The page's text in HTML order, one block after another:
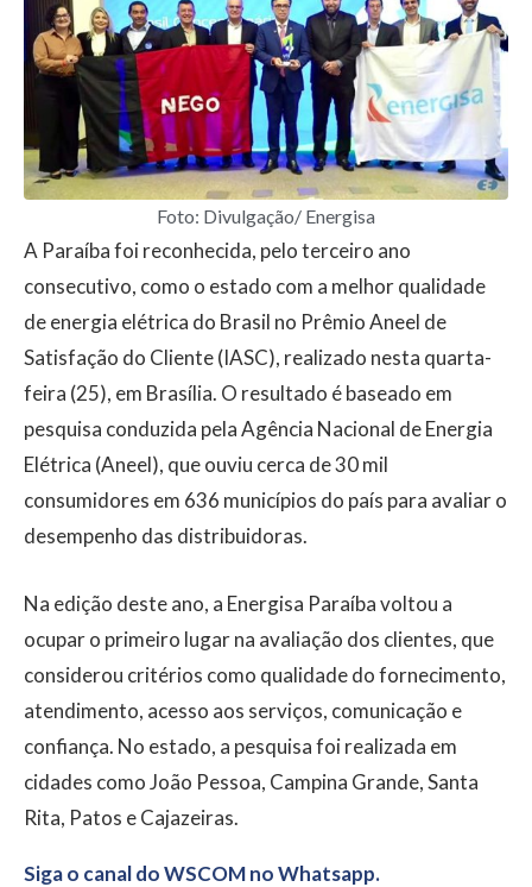
Foto: Divulgação/ Energisa
A Paraíba foi reconhecida, pelo terceiro ano
consecutivo, como o estado com a melhor qualidade
de energia elétrica do Brasil no Prêmio Aneel de
Satisfação do Cliente (IASC), realizado nesta quarta-
feira (25), em Brasília. O resultado é baseado em
pesquisa conduzida pela Agência Nacional de Energia
Elétrica (Aneel), que ouviu cerca de 30 mil
consumidores em 636 municípios do país para avaliar o
desempenho das distribuidoras.
Na edição deste ano, a Energisa Paraíba voltou a
ocupar o primeiro lugar na avaliação dos clientes, que
considerou critérios como qualidade do fornecimento,
atendimento, acesso aos serviços, comunicação e
confiança. No estado, a pesquisa foi realizada em
cidades como João Pessoa, Campina Grande, Santa
Rita, Patos e Cajazeiras.
Siga o canal do WSCOM no Whatsapp.